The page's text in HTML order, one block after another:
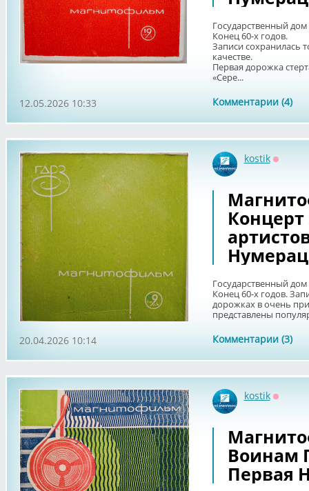
Государственный
Конец 60-х годов.
Записи сохранилась
качестве.
Первая дорожка
«Сере...
Комментарии (4)
12.05.2026 10:33
kostik
Государственный
Конец 60-х годов.
дорожках в очень
представлены
Комментарии (3)
20.04.2026 10:14
kostik
Воинам
Первая